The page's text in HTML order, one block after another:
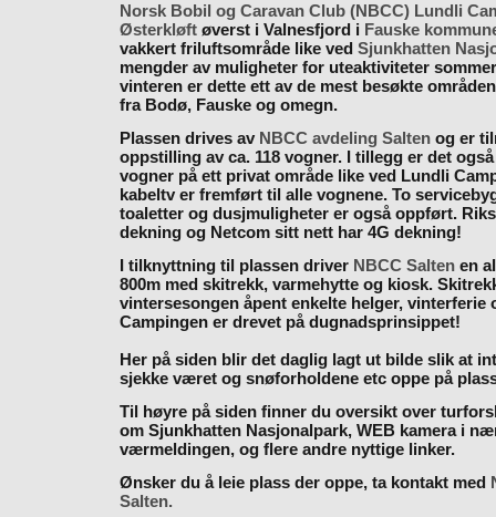
Norsk Bobil og Caravan Club (NBCC) Lundli
Østerkløftøverst i Valnesfjord i Fauske
vakkert friluftsområde like ved Sjunkhatten
mengder av muligheter for uteaktiviteter
vinteren er dette ett av de mest besøkte
fra Bodø, Fauske og omegn.
Plassen drives av NBCC avdeling Saltenog er
oppstilling av ca. 118 vogner. I tillegg er det
vogner på ett privat område like ved Lundli
kabeltv er fremført til alle vognene. To
toaletter og dusjmuligheter er også oppført.
dekning og Netcom sitt nett har 4G dekning!
I tilknyttning til plassen driver NBCC Saltenen
800m med skitrekk, varmehytte og kiosk.
vintersesongen åpent enkelte helger, vinterferie
Campingen er drevet på dugnadsprinsippet!
Her på siden blir det daglig lagt ut bilde slik at
sjekke været og snøforholdene etc oppe på
Til høyre på siden finner du oversikt over
om Sjunkhatten Nasjonalpark, WEB kamera i
værmeldingen, og flere andre nyttige linker.
Ønsker du å leie plass der oppe, ta kontakt med
Salten.